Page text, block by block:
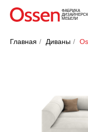
ФАБРИКА
МЕБЕЛИ
Главная / Диваны /